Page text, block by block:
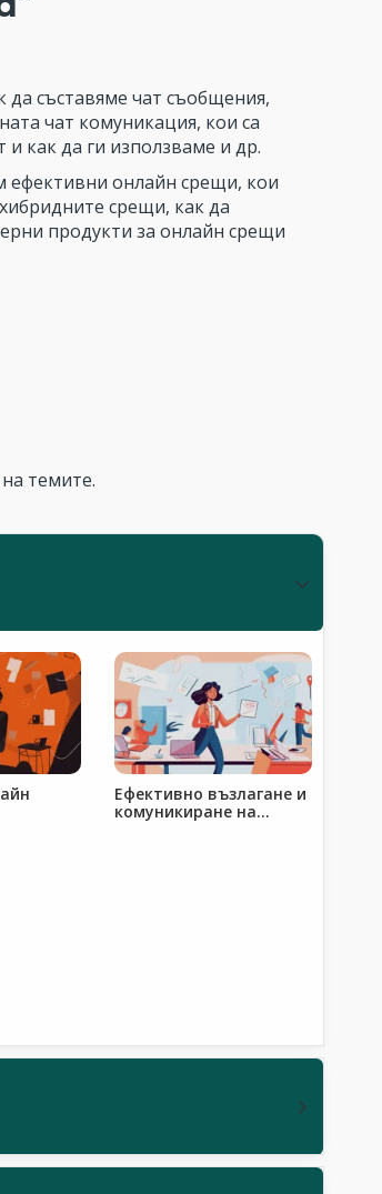
да съставяме чат съобщения,
чат комуникация, кои са
как да ги използваме и др.
ефективни онлайн срещи, кои
срещи, как да
продукти за онлайн срещи
темите.
Ефективно възлагане и
комуникиране на